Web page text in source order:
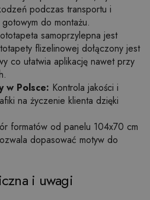
podczas transportu i
do montażu.
samoprzylepna jest
flizelinowej dołączony jest
co ułatwia aplikację nawet przy
w Polsce: Kontrola jakości i
na życzenie klienta dzięki
formatów od panelu 104x70 cm
dopasować motyw do
i uwagi